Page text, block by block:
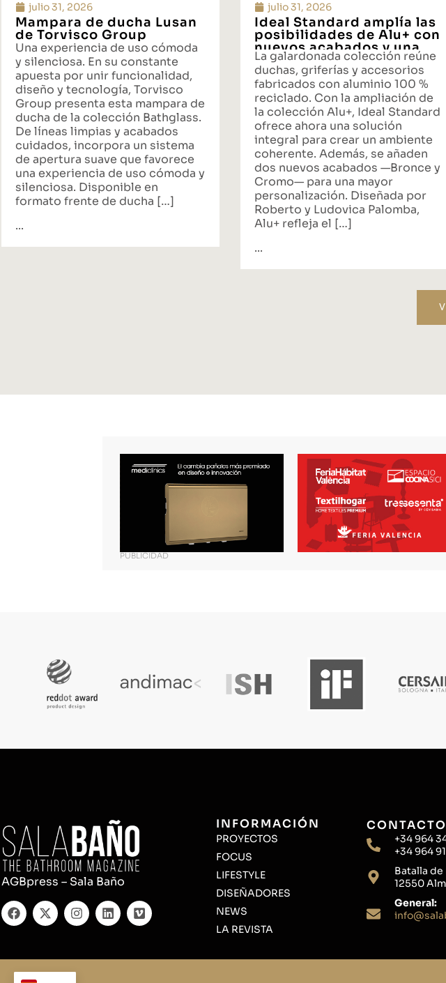
julio 31, 2026
Mampara de ducha Lusan
de Torvisco Group
Una experiencia de uso cómoda
y silenciosa. En su constante
apuesta por unir funcionalidad,
diseño y tecnología, Torvisco
Group presenta esta mampara de
ducha de la colección Bathglass.
De líneas limpias y acabados
cuidados, incorpora un sistema
de apertura suave que favorece
una experiencia de uso cómoda y
silenciosa. Disponible en
formato frente de ducha […]
...
julio 31, 2026
Ideal Standard amplía las
posibilidades de Alu+ con
nuevos acabados y una
propuesta integral de
baño
La galardonada colección reúne
duchas, griferías y accesorios
fabricados con aluminio 100 %
reciclado. Con la ampliación de
la colección Alu+, Ideal Standard
ofrece ahora una solución
integral para crear un ambiente
coherente. Además, se añaden
dos nuevos acabados —Bronce y
Cromo— para una mayor
personalización. Diseñada por
Roberto y Ludovica Palomba,
Alu+ refleja el […]
...
PUBLICIDAD
AGBpress – Sala Baño
INFORMACIÓN
PROYECTOS
FOCUS
LIFESTYLE
DISEÑADORES
NEWS
LA REVISTA
CONTACTO
+34 964
+34 964
Batalla de
12550
General: